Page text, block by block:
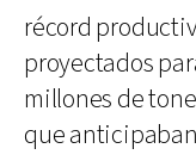
récord
proyectados
millones de
que